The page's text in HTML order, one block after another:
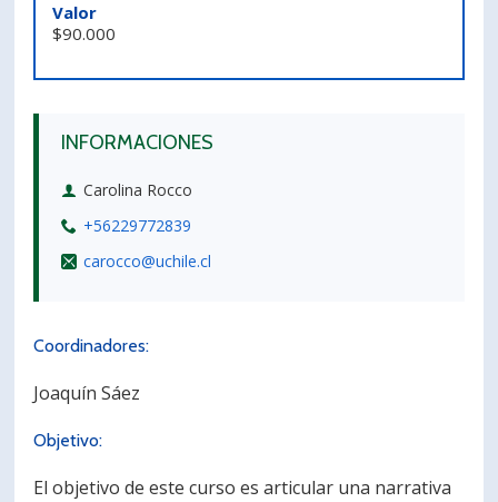
Estudiantes
INFORMACIONES
Carolina Rocco
+56229772839
carocco@uchile.cl
Valor
$90.000
Coordinadores:
Joaquín Sáez
Objetivo:
El objetivo de este curso es articular una narrativa